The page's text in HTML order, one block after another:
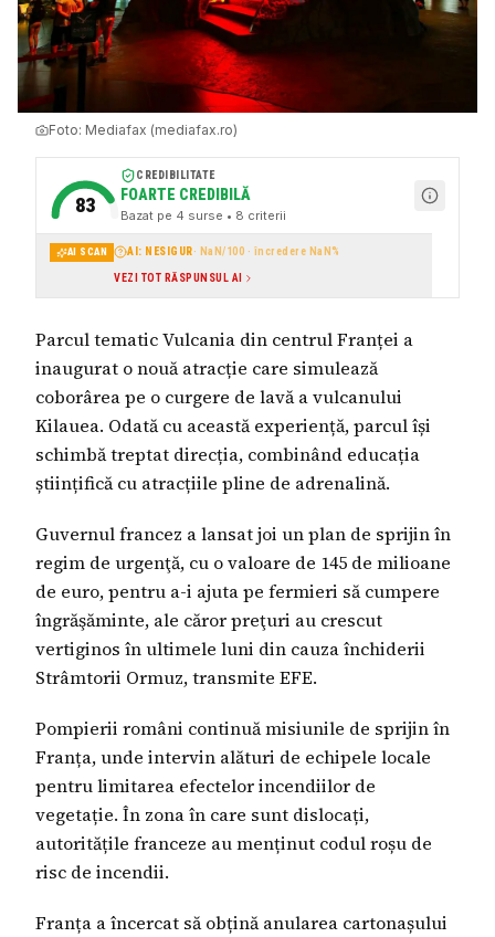
Foto: Mediafax (mediafax.ro)
83
CREDIBILITATE
FOARTE CREDIBILĂ
Bazat pe 4 surse • 8 criterii
AI SCAN AI: NESIGUR· NaN/100 · încredere NaN%
VEZI TOT RĂSPUNSUL AI
Parcul tematic Vulcania din centrul Franței a
inaugurat o nouă atracție care simulează
coborârea pe o curgere de lavă a vulcanului
Kilauea. Odată cu această experiență, parcul își
schimbă treptat direcția, combinând educația
științifică cu atracțiile pline de adrenalină.
Guvernul francez a lansat joi un plan de sprijin în
regim de urgenţă, cu o valoare de 145 de milioane
de euro, pentru a-i ajuta pe fermieri să cumpere
îngrăşăminte, ale căror preţuri au crescut
vertiginos în ultimele luni din cauza închiderii
Strâmtorii Ormuz, transmite EFE.
Pompierii români continuă misiunile de sprijin în
Franța, unde intervin alături de echipele locale
pentru limitarea efectelor incendiilor de
vegetație. În zona în care sunt dislocați,
autoritățile franceze au menținut codul roșu de
risc de incendii.
Franța a încercat să obțină anularea cartonașului